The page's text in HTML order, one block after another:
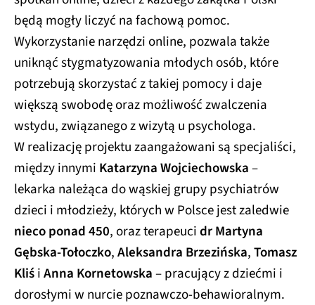
będą mogły liczyć na fachową pomoc.
Wykorzystanie narzędzi online, pozwala także
uniknąć stygmatyzowania młodych osób, które
potrzebują skorzystać z takiej pomocy i daje
większą swobodę oraz możliwość zwalczenia
wstydu, związanego z wizytą u psychologa.
W realizację projektu zaangażowani są specjaliści,
między innymi Katarzyna Wojciechowska–
lekarka należąca do wąskiej grupy psychiatrów
dzieci i młodzieży, których w Polsce jest zaledwie
nieco ponad 450, oraz terapeucidr Martyna
Gębska-Tołoczko,Aleksandra Brzezińska,Tomasz
KliśiAnna Kornetowska– pracujący z dziećmi i
dorosłymi w nurcie poznawczo-behawioralnym.